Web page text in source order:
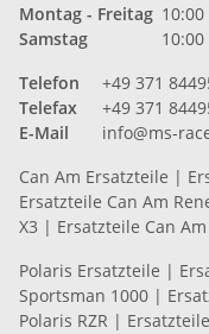
Montag - Freitag
Samstag
Telefon
+49 371
Telefax
+49 371
E-Mail
info@ms-
Can Am Ersatzteile |
Ersatzteile Can Am
X3 | Ersatzteile Can
Polaris Ersatzteile |
Sportsman 1000 |
Polaris RZR |